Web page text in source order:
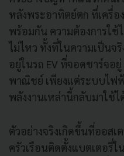
หลังพระอาทิตย์ตก ที่เครื่อ
พร้อมกัน ความต้องการใช้
ไม่ไหว ทั้งที่ในความเป็นจ
อยู่ในรถ EV ที่จอดชาร์จอ
พาณิชย์ เพียงแต่ระบบไฟ
พลังงานเหล่านี้กลับมาใช้
ตัวอย่างจริงเกิดขึ้นที่ออสเ
ครัวเรือนติดตั้งแบตเตอรี่